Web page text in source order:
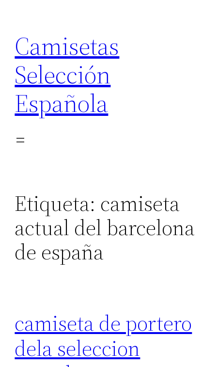
contenido
Camisetas
Selección
Española
Etiqueta: camiseta
actual del barcelona
de españa
camiseta de portero
dela seleccion